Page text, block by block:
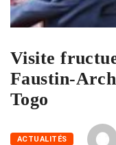
Visite
Faustin-
Togo
ACTUALITÉS